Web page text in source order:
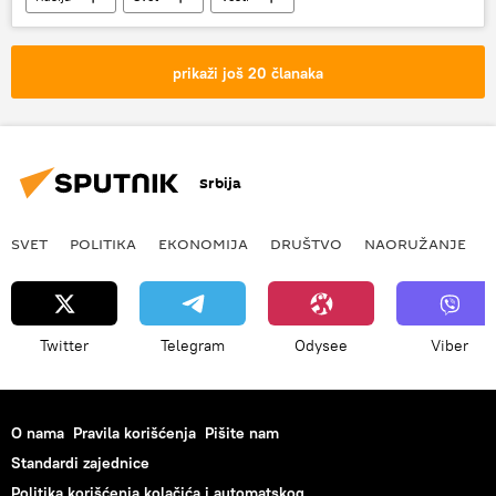
Sergej Rjabkov
Sporazum o likvidaciji raketa srednjeg i kratkog dometa
prikaži još 20 članaka
Srbija
SVET POLITIKA EKONOMIJA DRUŠTVO NAORUŽANJE
Twitter Telegram Odysee Viber
O nama Pravila korišćenja Pišite nam
Standardi zajednice